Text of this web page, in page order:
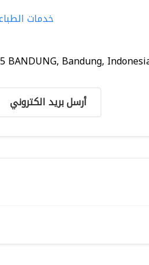
خدمات
BANDUNG, Bandung,
أرسل بريد الكتروني